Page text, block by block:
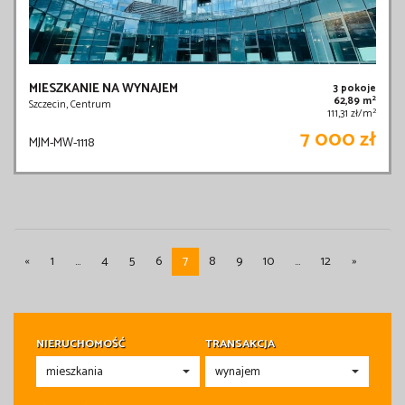
MIESZKANIE NA WYNAJEM
Szczecin, Centrum
3 pokoje
62,89 m2
111,31 zł/m2
MJM-MW-1118 7 000 zł
« 1 ... 4 5 6 7 8 9 10 ... 12 »
NIERUCHOMOŚĆ TRANSAKCJA